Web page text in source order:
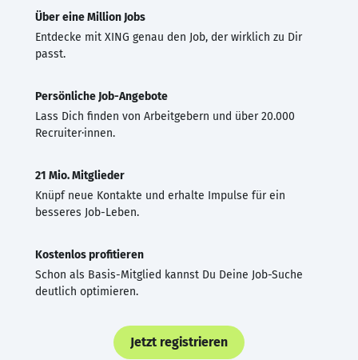
Über eine Million Jobs
Entdecke mit XING genau den Job, der wirklich zu Dir
passt.
Persönliche Job-Angebote
Lass Dich finden von Arbeitgebern und über 20.000
Recruiter·innen.
21 Mio. Mitglieder
Knüpf neue Kontakte und erhalte Impulse für ein
besseres Job-Leben.
Kostenlos profitieren
Schon als Basis-Mitglied kannst Du Deine Job-Suche
deutlich optimieren.
Jetzt registrieren